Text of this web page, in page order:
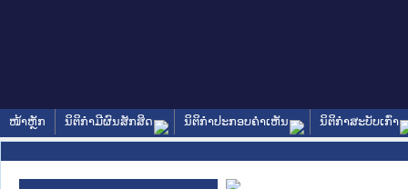
ໜ້າຫຼັກ ນິຕິກໍາມີຜົນສັກສິດ ນິຕິກໍາປະກອບຄໍາເຫັນ ນິຕິກໍາສະບັບເກົ່າ